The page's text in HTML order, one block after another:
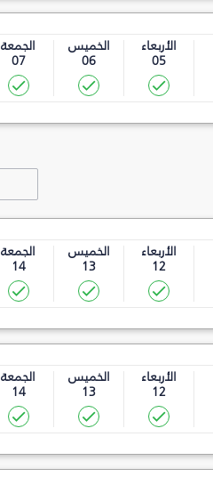
الأربعاء
05
الخميس
06
الجمعة
07
الأربعاء
12
الخميس
13
الجمعة
14
الأربعاء
12
الخميس
13
الجمعة
14